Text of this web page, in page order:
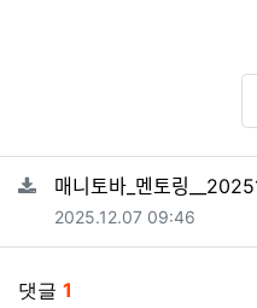
관련자료
등록일
2025.12.07 09:46
댓글 1